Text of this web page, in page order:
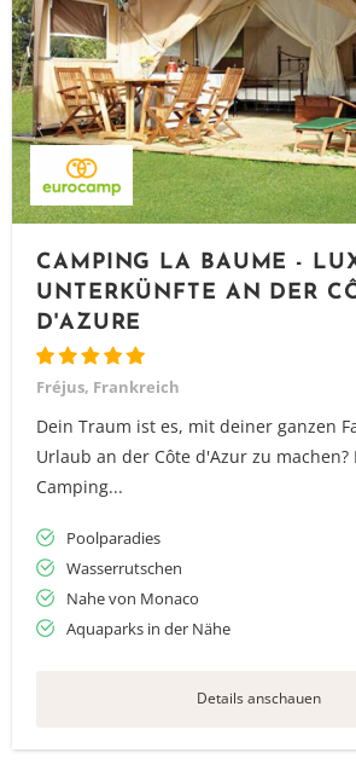
CAMPING LA BAUME -
UNTERKÜNFTE AN DER
D'AZURE
Fréjus, Frankreich
Dein Traum ist es, mit deiner ganzen
Urlaub an der Côte d'Azur zu
Camping...
Poolparadies
Wasserrutschen
Nahe von Monaco
Aquaparks in der Nähe
Details anschauen
Vielen Dank für das Abonnieren